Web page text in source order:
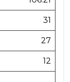
31
27
12